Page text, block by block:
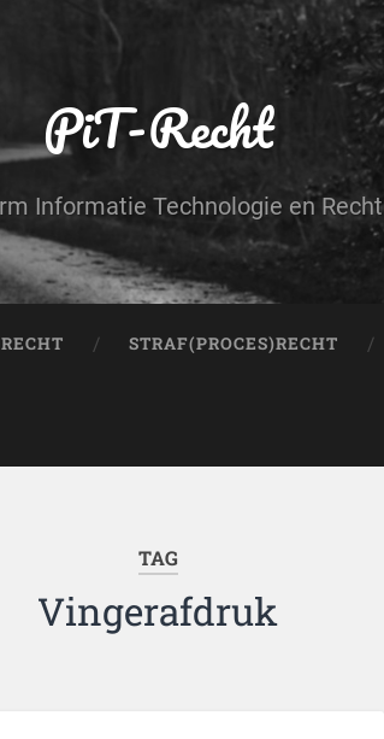
PiT-Recht
Informatie Technologie en Recht
STRAF(PROCES)RECHT
TAG
Vingerafdruk